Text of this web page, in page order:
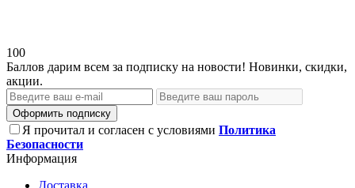
100
Баллов дарим всем за подписку на новости! Новинки, скидки,
акции.
Оформить подписку
Я прочитал и согласен с условиями Политика
Безопасности
Информация
Доставка